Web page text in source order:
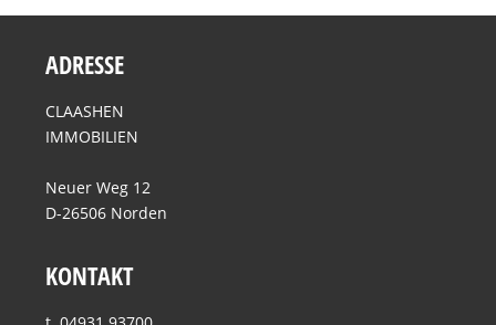
ADRESSE
CLAASHEN
IMMOBILIEN
Neuer Weg 12
D-26506 Norden
KONTAKT